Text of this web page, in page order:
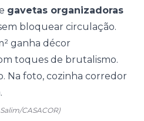
gavetas organizadoras
bloquear circulação.
CASACOR)